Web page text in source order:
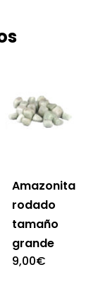
Amazonita
rodado
tamaño
grande
9,00€